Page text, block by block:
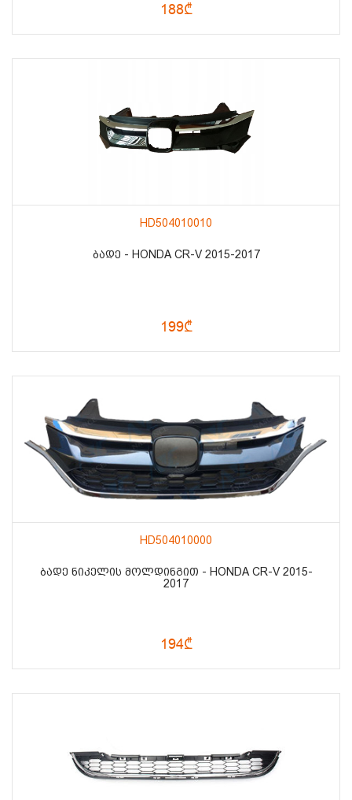
188₾
HD504010010
ᲑᲐᲓᲔ - HONDA CR-V 2015-2017
199₾
HD504010000
ᲑᲐᲓᲔ ᲜᲘᲙᲔᲚᲘᲡ ᲛᲝᲚᲓᲘᲜᲒᲘᲗ - HONDA CR-V 2015-
2017
194₾